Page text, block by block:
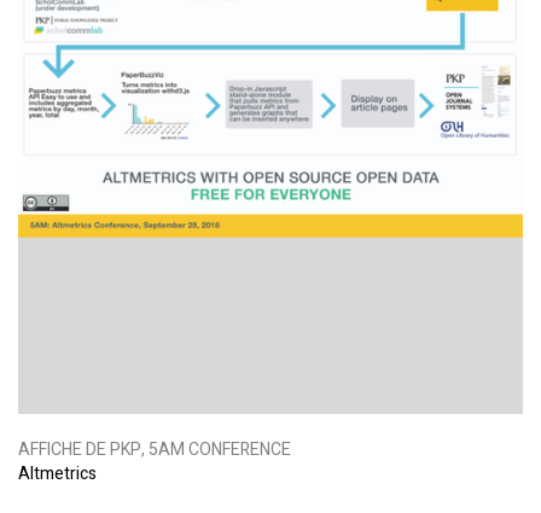
AFFICHE DE PKP, 5AM CONFERENCE
Altmetrics